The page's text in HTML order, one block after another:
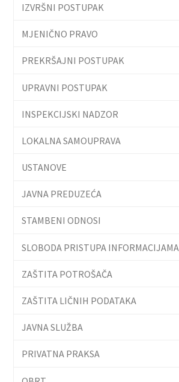
IZVRŠNI POSTUPAK
MJENIČNO PRAVO
PREKRŠAJNI POSTUPAK
UPRAVNI POSTUPAK
INSPEKCIJSKI NADZOR
LOKALNA SAMOUPRAVA
USTANOVE
JAVNA PREDUZEĆA
STAMBENI ODNOSI
SLOBODA PRISTUPA INFORMACIJAMA
ZAŠTITA POTROŠAČA
ZAŠTITA LIČNIH PODATAKA
JAVNA SLUŽBA
PRIVATNA PRAKSA